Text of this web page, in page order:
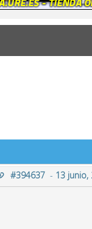
#394637 - 13 junio,